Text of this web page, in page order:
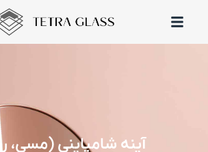
آینه شامپاینی (مسی،